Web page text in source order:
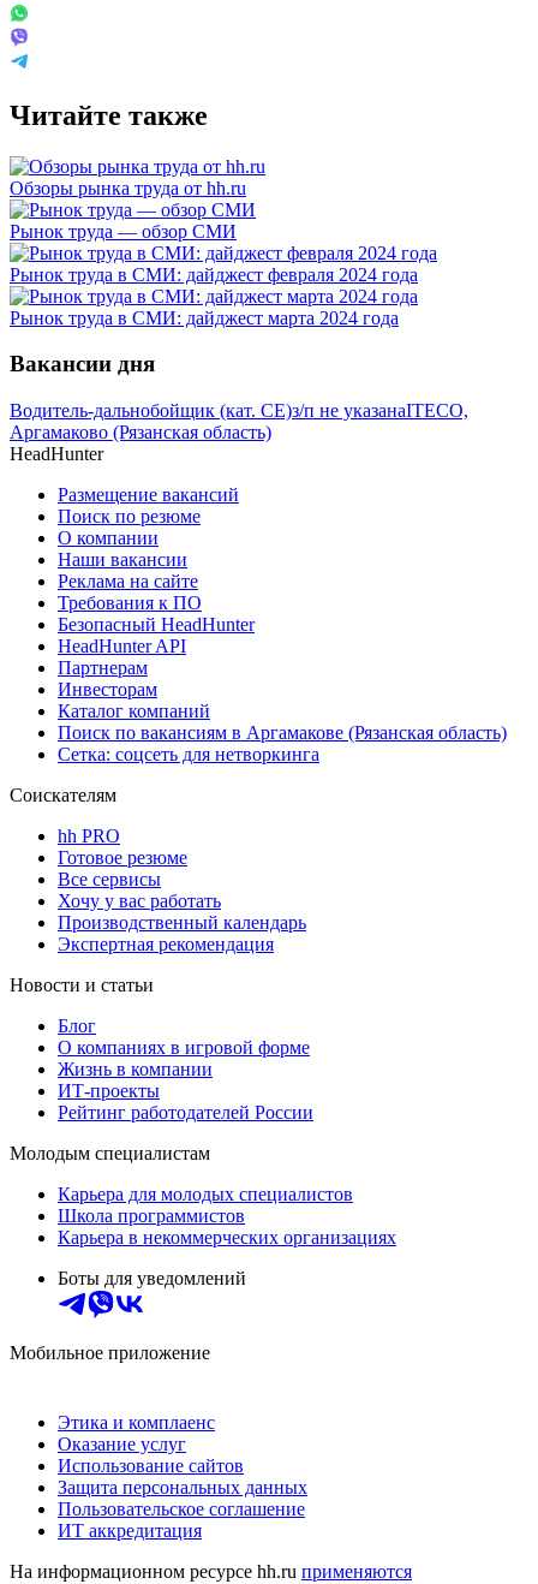
Читайте также
Обзоры рынка труда от hh.ru
Рынок труда — обзор СМИ
Рынок труда в СМИ: дайджест февраля 2024 года
Рынок труда в СМИ: дайджест марта 2024 года
Вакансии дня
Водитель-дальнобойщик (кат. CE)з/п не указанаITECO,
Аргамаково (Рязанская область)
HeadHunter
Размещение вакансий
Поиск по резюме
О компании
Наши вакансии
Реклама на сайте
Требования к ПО
Безопасный HeadHunter
HeadHunter API
Партнерам
Инвесторам
Каталог компаний
Поиск по вакансиям в Аргамакове (Рязанская область)
Сетка: соцсеть для нетворкинга
Соискателям
hh PRO
Готовое резюме
Все сервисы
Хочу у вас работать
Производственный календарь
Экспертная рекомендация
Новости и статьи
Блог
О компаниях в игровой форме
Жизнь в компании
ИТ-проекты
Рейтинг работодателей России
Молодым специалистам
Карьера для молодых специалистов
Школа программистов
Карьера в некоммерческих организациях
Боты для уведомлений
Мобильное приложение
Этика и комплаенс
Оказание услуг
Использование сайтов
Защита персональных данных
Пользовательское соглашение
ИТ аккредитация
На информационном ресурсе hh.ru применяются